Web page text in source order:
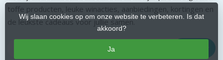
Wij slaan cookies op om onze website te verbeteren. Is dat
akkoord?
Ja
toffe producten, leuke winacties, aanbiedingen, kortingen en
de leukste cadeaus voor jullie samen.
Abonneer